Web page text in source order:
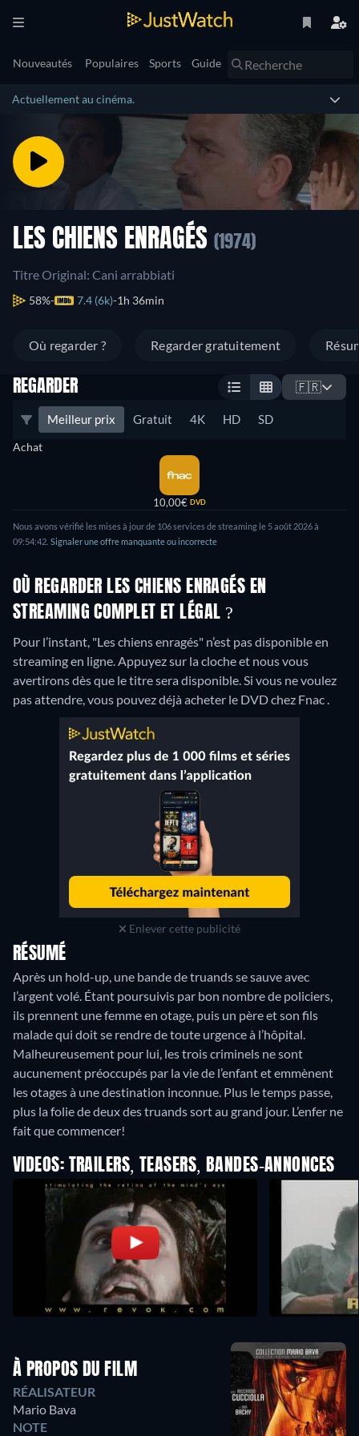
Nouveautés Populaires Sports Guide
Actuellement au cinéma.
LES CHIENS ENRAGÉS (1974)
Titre Original: Cani arrabbiati
58% 7.4 (6k) 1h 36min
Où regarder ? Regarder gratuitement
REGARDER 🇫🇷
Meilleur prix Gratuit 4K HD SD
Achat
10,00€ DVD
Nous avons vérifié les mises à jour de 106 services de streaming le 5 août 2026 à
09:54:42. Signaler une offre manquante ou incorrecte
OÙ REGARDER LES CHIENS ENRAGÉS EN
STREAMING COMPLET ET LÉGAL ?
Pour l’instant, "Les chiens enragés" n’est pas disponible en
streaming en ligne. Appuyez sur la cloche et nous vous
avertirons dès que le titre sera disponible. Si vous ne voulez
pas attendre, vous pouvez déjà acheter le DVD chez Fnac .
Enlever cette publicité
RÉSUMÉ
Après un hold-up, une bande de truands se sauve avec
l’argent volé. Étant poursuivis par bon nombre de policiers,
ils prennent une femme en otage, puis un père et son fils
malade qui doit se rendre de toute urgence à l’hôpital.
Malheureusement pour lui, les trois criminels ne sont
aucunement préoccupés par la vie de l’enfant et emmènent
les otages à une destination inconnue. Plus le temps passe,
plus la folie de deux des truands sort au grand jour. L’enfer ne
fait que commencer!
VIDEOS: TRAILERS, TEASERS, BANDES-ANNONCES
À PROPOS DU FILM
RÉALISATEUR
Mario Bava
NOTE